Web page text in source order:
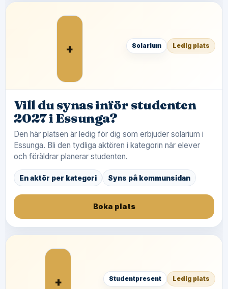
+ Solarium Ledig plats
Vill du synas inför studenten
2027 i Essunga?
Den här platsen är ledig för dig som erbjuder solarium i
Essunga. Bli den tydliga aktören i kategorin när elever
och föräldrar planerar studenten.
En aktör per kategori Syns på kommunsidan
Boka plats
+ Studentpresent Ledig plats